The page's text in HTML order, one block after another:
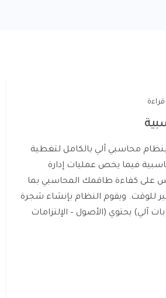
محاسبي آلي بالكامل لتغطية
فيما يخص عمليات إدارة
على كفاءة طاقمك المحاسبي بما
للوقت. ويقوم النظام بإنشاء شجرة
آلي) يحتوي (الأصول – الإلتزامات